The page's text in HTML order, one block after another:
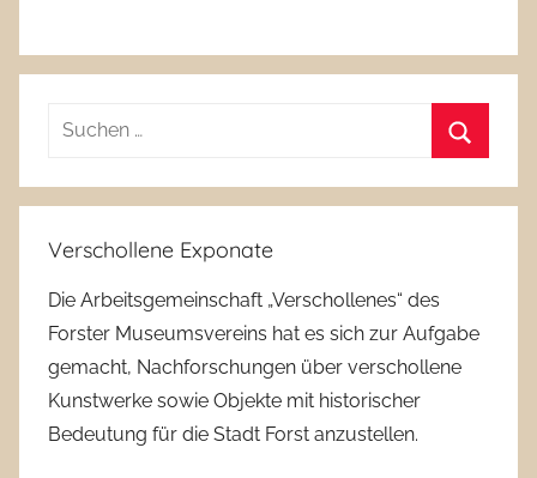
Suchen
Verschollene Exponate
Die Arbeitsgemeinschaft „Verschollenes“ des
Forster Museumsvereins hat es sich zur Aufgabe
gemacht, Nachforschungen über verschollene
Kunstwerke sowie Objekte mit historischer
Bedeutung für die Stadt Forst anzustellen.